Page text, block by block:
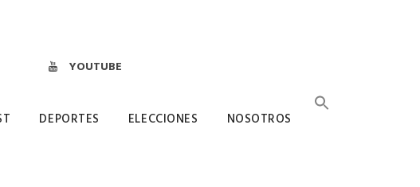
YOUTUBE
DEPORTES ELECCIONES NOSOTROS